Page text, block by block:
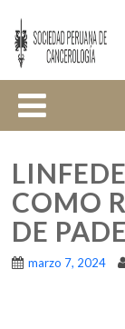
COMO
DE
marzo 7, 2024